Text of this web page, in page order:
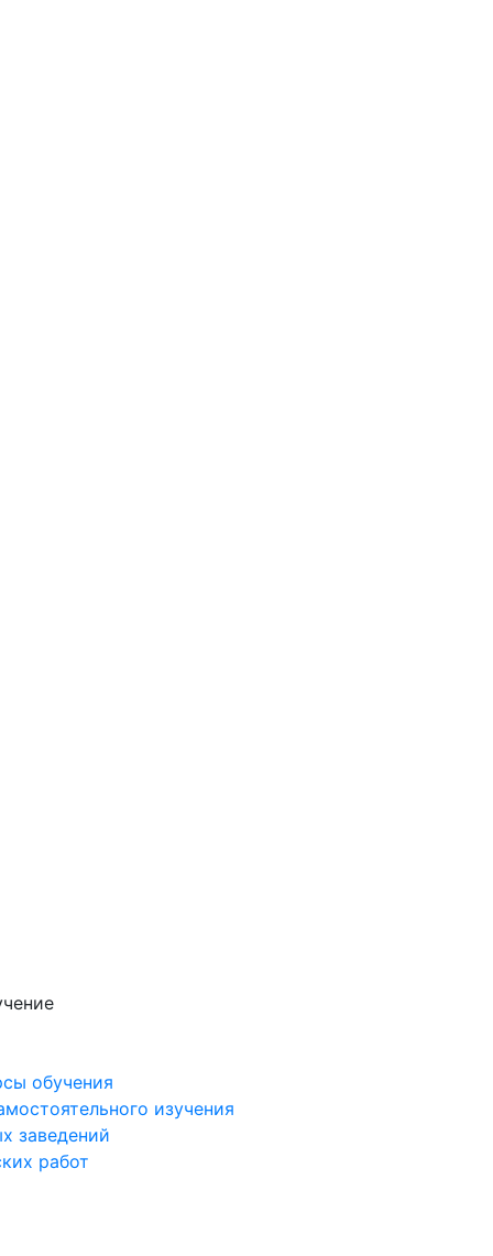
обучения
изучения
заведений
работ